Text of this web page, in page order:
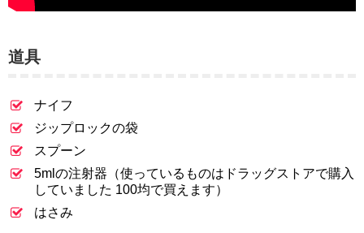
道具
ナイフ
ジップロックの袋
スプーン
5mlの注射器（使っているものはドラッグストアで購入
していました 100均で買えます）
はさみ